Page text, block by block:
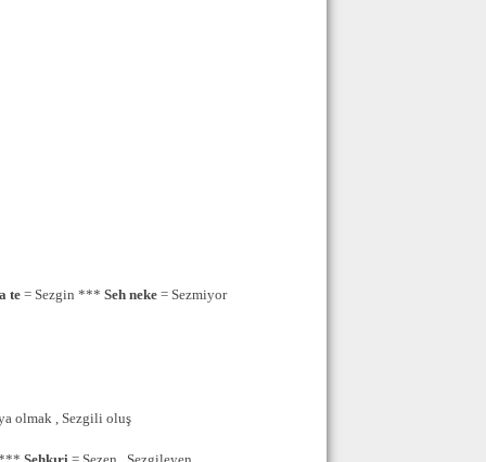
te= Sezgin *** Seh neke= Sezmiyor
olmak , Sezgili oluş